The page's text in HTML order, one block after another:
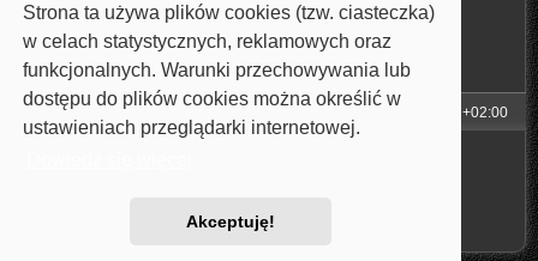
Strona ta używa plików cookies (tzw. ciasteczka)
w celach statystycznych, reklamowych oraz
funkcjonalnych. Warunki przechowywania lub
dostępu do plików cookies można określić w
ustawieniach przeglądarki internetowej.
Akceptuję!
Nie możeszodpowiadać w tematach
Nie możesz zmieniać swoich postów
Nie możeszusuwać swoich postów
Nie możeszdodawać załączników
Strona główna UTC+02:00